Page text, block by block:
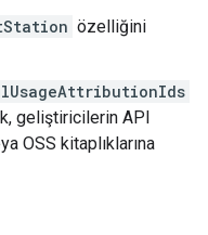
özelliğini
geliştiricilerin API
OSS kitaplıklarına